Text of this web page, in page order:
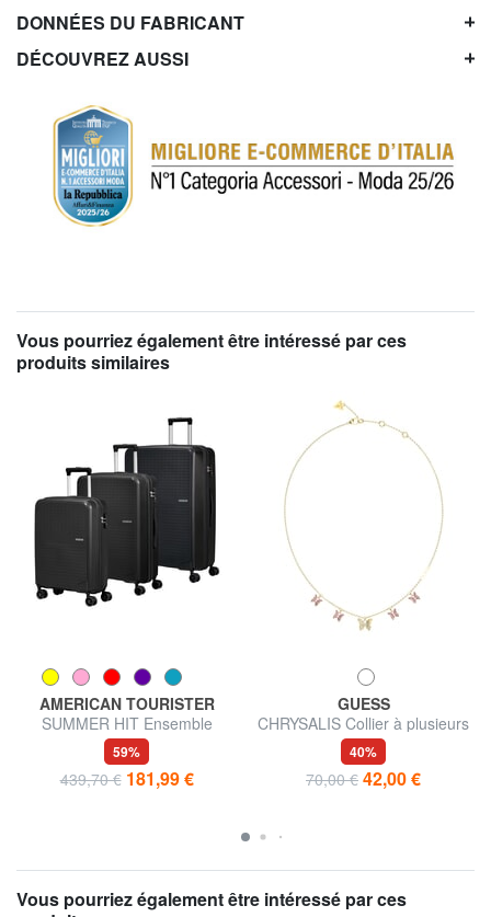
DONNÉES DU FABRICANT
DÉCOUVREZ AUSSI
Vous pourriez également être intéressé par ces
produits similaires
AMERICAN TOURISTER
SUMMER HIT Ensemble
cabine + trolley moyen + grand
59%
439,70 € 181,99 €
GUESS
CHRYSALIS Collier à plusieurs
breloques ornées de cristaux,
motif papillon
40%
70,00 € 42,00 €
Vous pourriez également être intéressé par ces